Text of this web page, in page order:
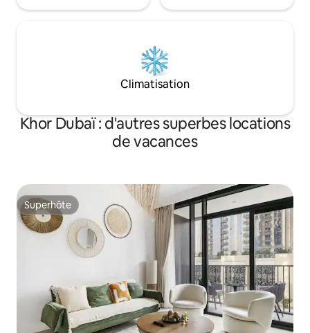
Climatisation
Khor Dubaï : d'autres superbes locations
de vacances
Superhôte
Superhôte